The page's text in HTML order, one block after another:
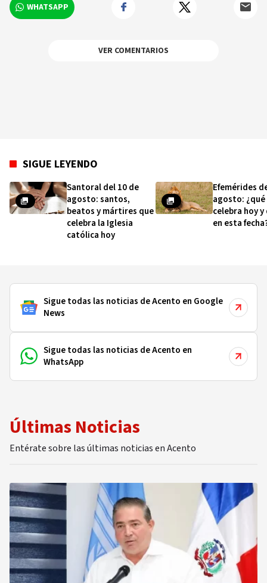
WHATSAPP
VER COMENTARIOS
SIGUE LEYENDO
Santoral del 10 de
agosto: santos,
beatos y mártires que
celebra la Iglesia
católica hoy
Efemérides
agosto: ¿qué
celebra hoy y
en esta
Sigue todas las noticias de Acento en Google
News
Sigue todas las noticias de Acento en
WhatsApp